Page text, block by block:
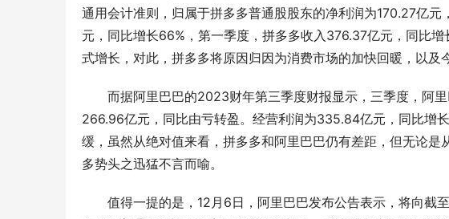
通用会计准则，归属于拼多多普通股股东的净利润为170.27亿
元，同比增长66%，第一季度，拼多多收入376.37亿元，同比
式增长，对此，拼多多将原因归因为消费市场的加快回暖，以及
而据阿里巴巴的2023财年第三季度财报显示，三季度，阿
266.96亿元，同比由亏转盈。经营利润为335.84亿元，同比增
缓，虽然从绝对值来看，拼多多和阿里巴巴仍有差距，但无论
多势头之迅猛不言而喻。
值得一提的是，12月6日，阿里巴巴发布公告表示，将向截